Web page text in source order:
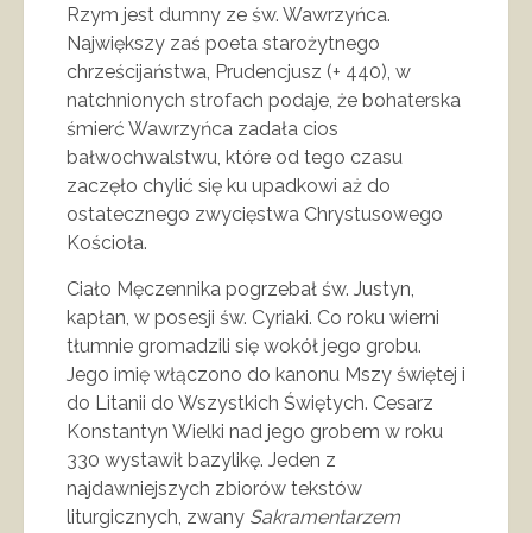
Rzym jest dumny ze św. Wawrzyńca.
Największy zaś poeta starożytnego
chrześcijaństwa, Prudencjusz (+ 440), w
natchnionych strofach podaje, że bohaterska
śmierć Wawrzyńca zadała cios
bałwochwalstwu, które od tego czasu
zaczęło chylić się ku upadkowi aż do
ostatecznego zwycięstwa Chrystusowego
Kościoła.
Ciało Męczennika pogrzebał św. Justyn,
kapłan, w posesji św. Cyriaki. Co roku wierni
tłumnie gromadzili się wokół jego grobu.
Jego imię włączono do kanonu Mszy świętej i
do Litanii do Wszystkich Świętych. Cesarz
Konstantyn Wielki nad jego grobem w roku
330 wystawił bazylikę. Jeden z
najdawniejszych zbiorów tekstów
liturgicznych, zwany Sakramentarzem